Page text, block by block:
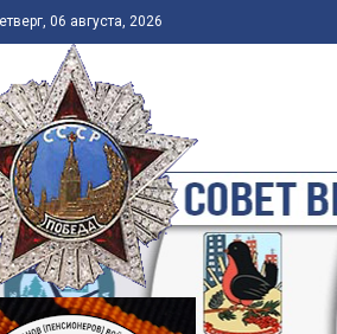
06 августа, 2026
Городская